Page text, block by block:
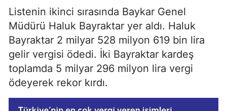
Listenin ikinci sırasında Baykar Genel
Müdürü Haluk Bayraktar yer aldı. Haluk
Bayraktar 2 milyar 528 milyon 619 bin lira
gelir vergisi ödedi. İki Bayraktar kardeş
toplamda 5 milyar 296 milyon lira vergi
ödeyerek rekor kırdı.